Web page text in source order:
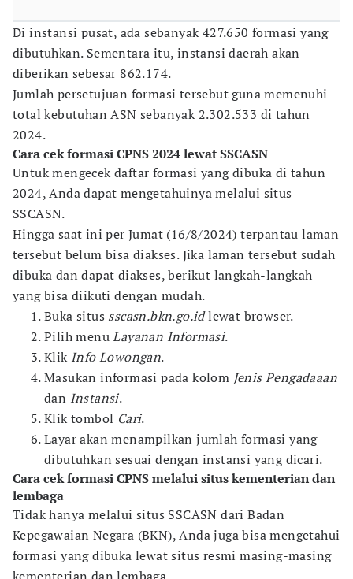
Di instansi pusat, ada sebanyak 427.650 formasi yang
dibutuhkan. Sementara itu, instansi daerah akan
diberikan sebesar 862.174.
Jumlah persetujuan formasi tersebut guna memenuhi
total kebutuhan ASN sebanyak 2.302.533 di tahun
2024.
Cara cek formasi CPNS 2024 lewat SSCASN
Untuk mengecek daftar formasi yang dibuka di tahun
2024, Anda dapat mengetahuinya melalui situs
SSCASN.
Hingga saat ini per Jumat (16/8/2024) terpantau laman
tersebut belum bisa diakses. Jika laman tersebut sudah
dibuka dan dapat diakses, berikut langkah-langkah
yang bisa diikuti dengan mudah.
Buka situs sscasn.bkn.go.idlewat browser.
Pilih menuLayanan Informasi.
Klik Info Lowongan.
Masukan informasi pada kolom Jenis Pengadaaan
dan Instansi.
Klik tombol Cari.
Layar akan menampilkan jumlah formasi yang
dibutuhkan sesuai dengan instansi yang dicari.
Cara cek formasi CPNS melalui situs kementerian dan
lembaga
Tidak hanya melalui situs SSCASN dari Badan
Kepegawaian Negara (BKN), Anda juga bisa mengetahui
formasi yang dibuka lewat situs resmi masing-masing